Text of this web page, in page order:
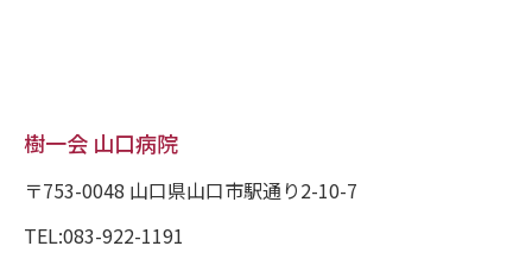
樹一会 山口病院
〒753-0048 山口県山口市駅通り2-10-7
TEL:083-922-1191